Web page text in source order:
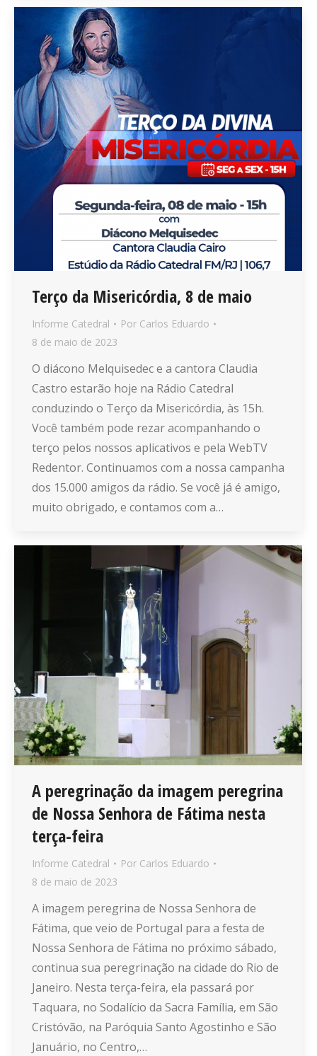
Terço da Misericórdia, 8 de maio
Informe Catedral Por Carlos Eduardo
8 de maio de 2023
O diácono Melquisedec e a cantora Claudia
Castro estarão hoje na Rádio Catedral
conduzindo o Terço da Misericórdia, às 15h.
Você também pode rezar acompanhando o
terço pelos nossos aplicativos e pela WebTV
Redentor. Continuamos com a nossa campanha
dos 15.000 amigos da rádio. Se você já é amigo,
muito obrigado, e contamos com a…
A peregrinação da imagem peregrina
de Nossa Senhora de Fátima nesta
terça-feira
Informe Catedral Por Carlos Eduardo
8 de maio de 2023
A imagem peregrina de Nossa Senhora de
Fátima, que veio de Portugal para a festa de
Nossa Senhora de Fátima no próximo sábado,
continua sua peregrinação na cidade do Rio de
Janeiro. Nesta terça-feira, ela passará por
Taquara, no Sodalício da Sacra Família, em São
Cristóvão, na Paróquia Santo Agostinho e São
Januário, no Centro,…